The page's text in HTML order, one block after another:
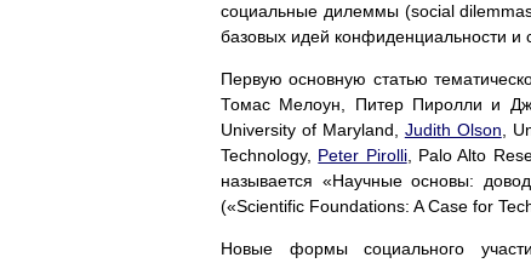
социальные дилеммы (social
базовых идей конфиденциальности и
Первую основную статью
Томас Мелоун, Питер Пиролли и
University of Maryland, Judith Olson ,
Technology, Peter Pirolli, Palo Alto
называется «Научные основы:
(«Scientific Foundations: A Case for
Новые формы социального